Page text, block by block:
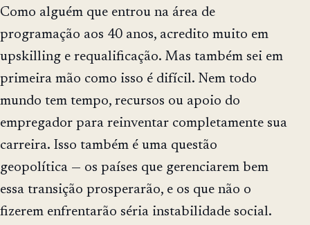
Como alguém que entrou na área de
programação aos 40 anos, acredito muito em
upskilling e requalificação. Mas também sei em
primeira mão como isso é difícil. Nem todo
mundo tem tempo, recursos ou apoio do
empregador para reinventar completamente sua
carreira. Isso também é uma questão
geopolítica — os países que gerenciarem bem
essa transição prosperarão, e os que não o
fizerem enfrentarão séria instabilidade social.